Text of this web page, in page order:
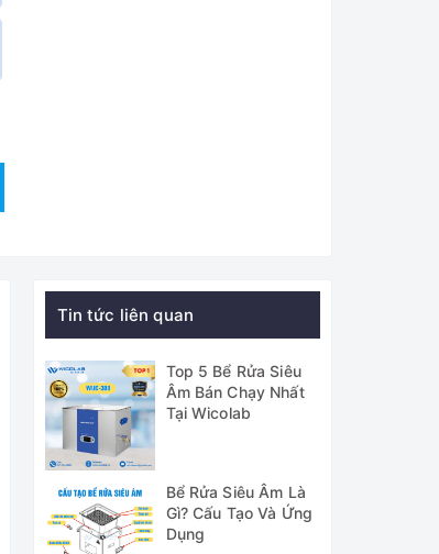
Tin tức liên quan
Top 5 Bể Rửa Siêu
Âm Bán Chạy Nhất
Tại Wicolab
Bể Rửa Siêu Âm Là
Gì? Cấu Tạo Và Ứng
Dụng